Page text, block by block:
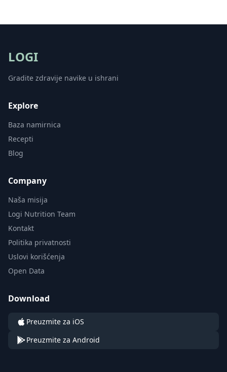
LOGI
Gradite zdravije navike u ishrani
Explore
Baza namirnica
Recepti
Blog
Company
Naša misija
Logi Nutrition Team
Kontakt
Politika privatnosti
Uslovi korišćenja
Open Data
Download
Preuzmite za iOS
Preuzmite za Android